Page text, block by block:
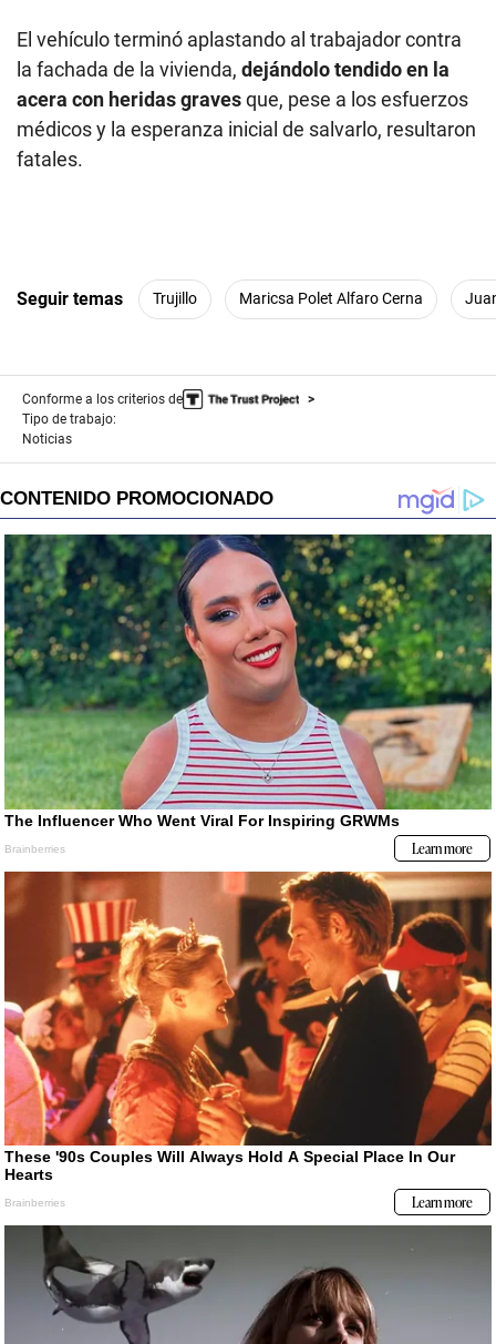
El vehículo terminó aplastando al trabajador contra
la fachada de la vivienda, dejándolo tendido en la
acera con heridas gravesque, pese a los esfuerzos
médicos y la esperanza inicial de salvarlo, resultaron
fatales.
Seguir temas Trujillo Maricsa Polet Alfaro Cerna
Conforme a los criterios de
Tipo de trabajo:
Noticias